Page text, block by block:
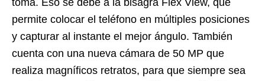
toma. Eso se debe a la bisagra Flex View, que
permite colocar el teléfono en múltiples posiciones
y capturar al instante el mejor ángulo. También
cuenta con una nueva cámara de 50 MP que
realiza magníficos retratos, para que siempre sea